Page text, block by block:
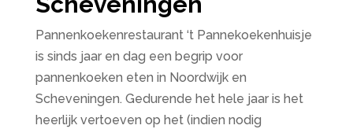
Pannenkoekenrestaurant ‘t Pannekoekenhuisje
is sinds jaar en dag een begrip voor
pannenkoeken eten in Noordwijk en
Scheveningen. Gedurende het hele jaar is het
heerlijk vertoeven op het (indien nodig